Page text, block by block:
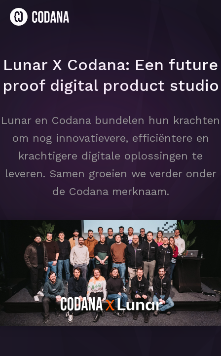
Lunar X Codana: Een future
proof digital product studio
Lunar en Codana bundelen hun krachten
om nog innovatievere, efficiëntere en
krachtigere digitale oplossingen te
leveren. Samen groeien we verder onder
de Codana merknaam.